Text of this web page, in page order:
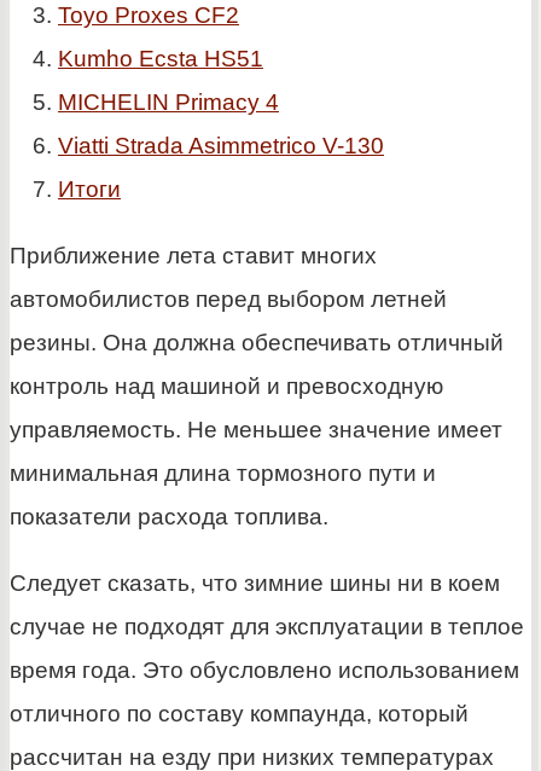
Toyo Proxes CF2
Kumho Ecsta HS51
MICHELIN Primacy 4
Viatti Strada Asimmetrico V-130
Итоги
Приближение лета ставит многих
автомобилистов перед выбором летней
резины. Она должна обеспечивать отличный
контроль над машиной и превосходную
управляемость. Не меньшее значение имеет
минимальная длина тормозного пути и
показатели расхода топлива.
Следует сказать, что зимние шины ни в коем
случае не подходят для эксплуатации в теплое
время года. Это обусловлено использованием
отличного по составу компаунда, который
рассчитан на езду при низких температурах